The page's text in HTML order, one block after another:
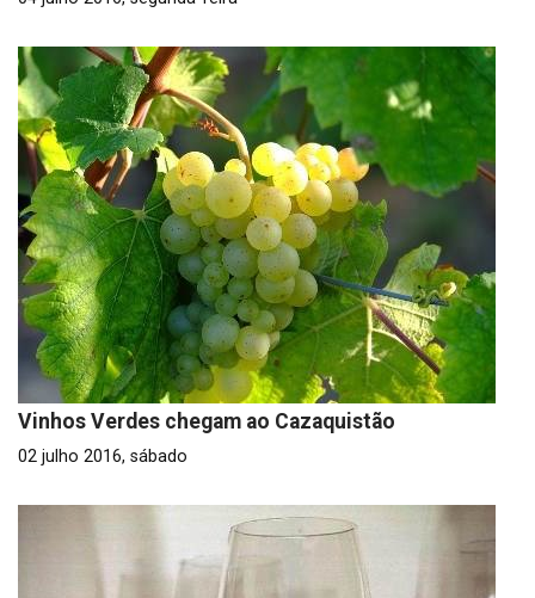
Vinhos Verdes chegam ao Cazaquistão
02 julho 2016, sábado